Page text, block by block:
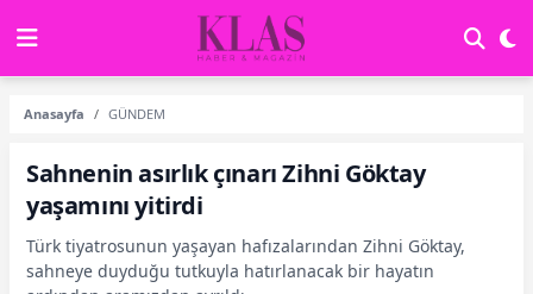
Anasayfa GÜNDEM
Sahnenin asırlık çınarı Zihni Göktay
yaşamını yitirdi
Türk tiyatrosunun yaşayan hafızalarından Zihni Göktay,
sahneye duyduğu tutkuyla hatırlanacak bir hayatın